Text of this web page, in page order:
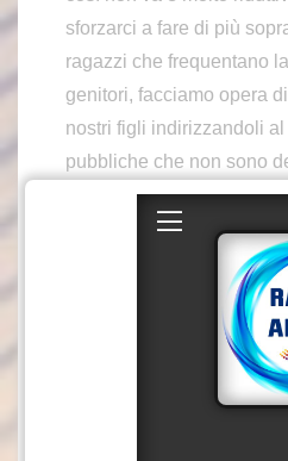
sforzarci a fare di più
ragazzi che frequentano
genitori, facciamo opera
nostri figli indirizzandoli
pubbliche che non sono
amministratori, ma di
telecamere,
che la nostra Comunità
repressione e più
rispetto dei luoghi che
insieme». Ruggiero
di questi ultimi anni,